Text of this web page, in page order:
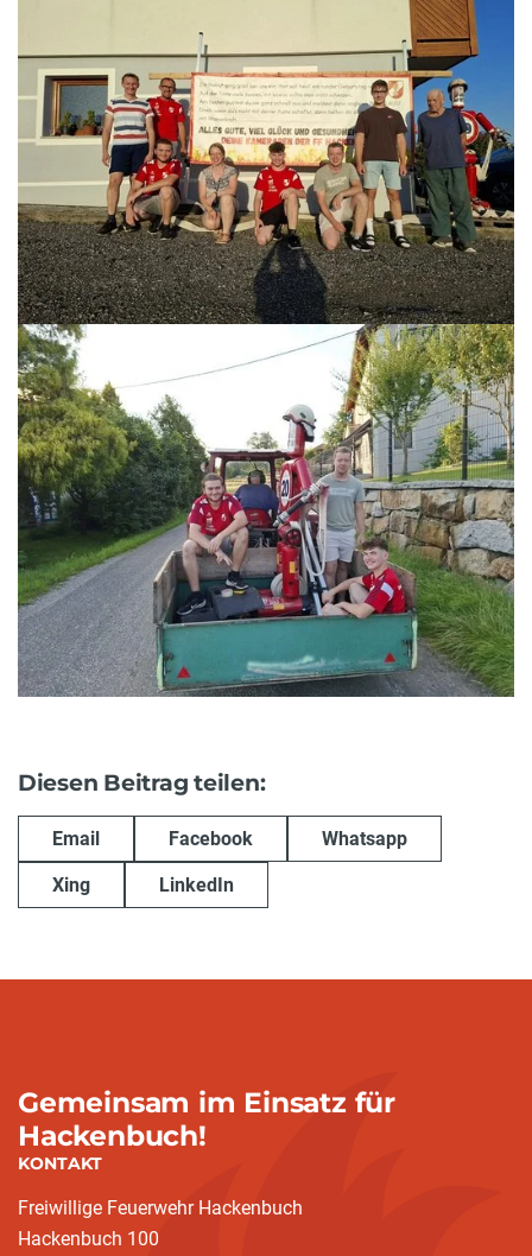
Diesen Beitrag teilen:
Email Facebook Whatsapp
Xing LinkedIn
Gemeinsam im Einsatz für
Hackenbuch!
KONTAKT
Freiwillige Feuerwehr Hackenbuch
Hackenbuch 100